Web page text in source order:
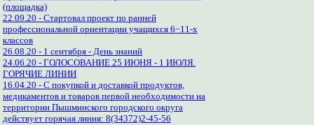
(площадка)
22.09.20 - Стартовал проект по ранней
профессиональной ориентации учащихся 6−11-х
классов
26.08.20 - 1 сентября - День знаний
24.06.20 - ГОЛОСОВАНИЕ 25 ИЮНЯ - 1 ИЮЛЯ.
ГОРЯЧИЕ ЛИНИИ
16.04.20 - С покупкой и доставкой продуктов,
медикаментов и товаров первой необходимости на
территории Пышминского городского округа
действует горячая линия: 8(34372)2-45-56